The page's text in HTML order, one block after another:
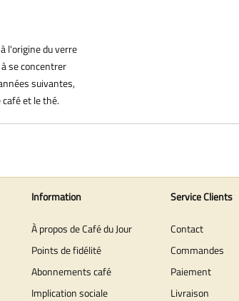
l'origine du verre
se concentrer
suivantes,
et le thé.
Information
À propos de Café du Jour
Points de fidélité
Abonnements café
Implication sociale
Service Clients
Contact
Commandes
Paiement
Livraison